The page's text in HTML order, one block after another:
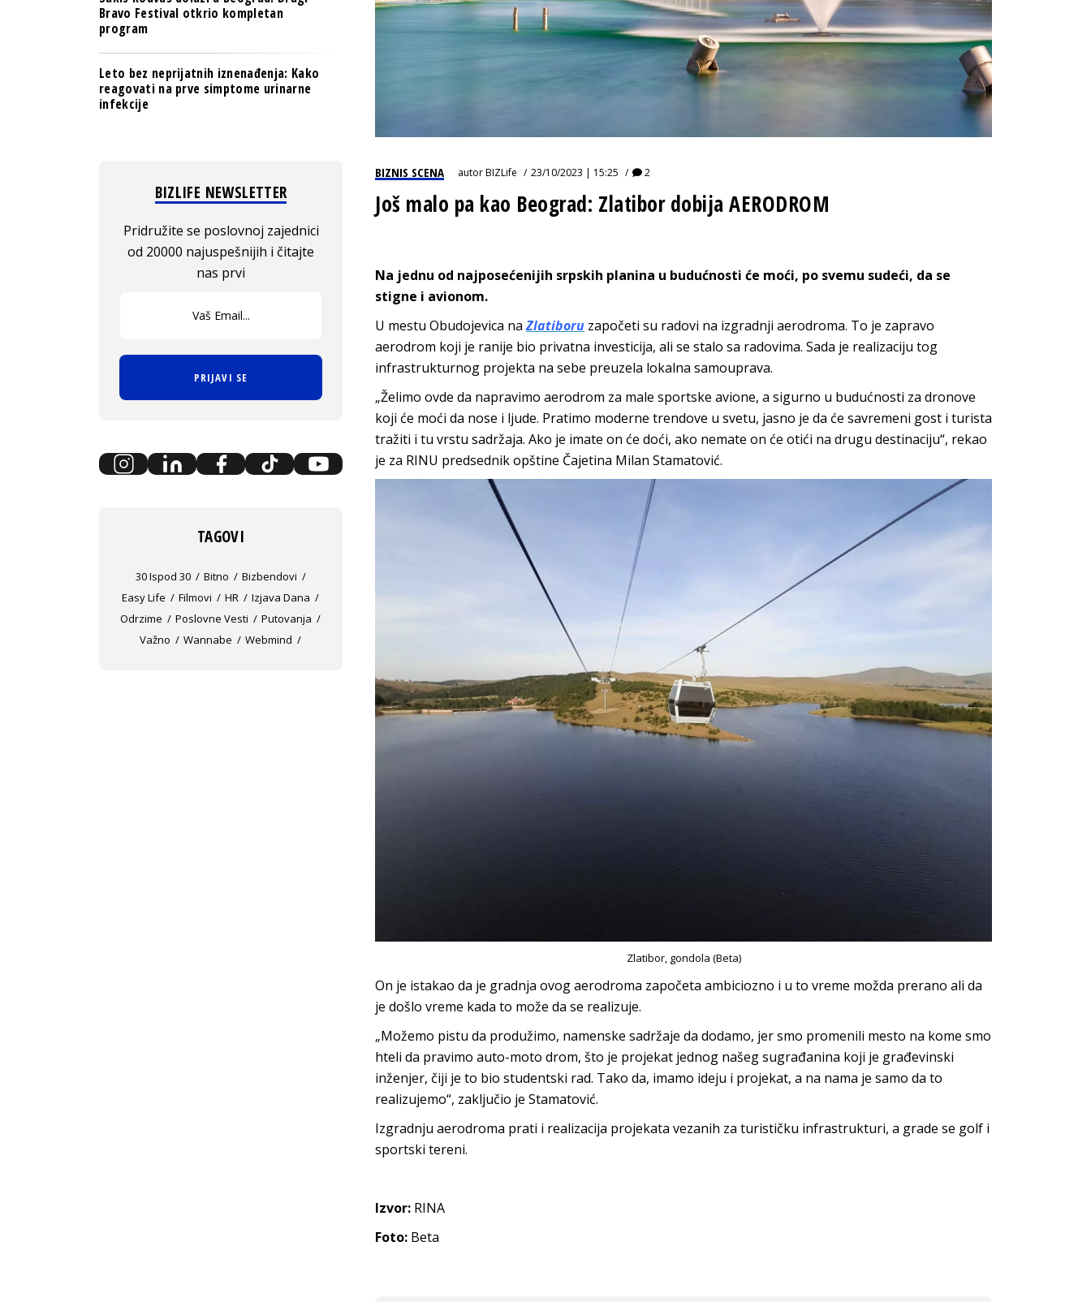
BIZNIS SCENA autorBIZLife 23/10/2023 | 15:25 2
Još malo pa kao Beograd: Zlatibor dobija AERODROM
Na jednu od najposećenijih srpskih planina u budućnosti će moći, po svemu sudeći, da se
stigne i avionom.
U mestu Obudojevica naZlatiboru započeti su radovi na izgradnji aerodroma. To je zapravo
aerodrom koji je ranije bio privatna investicija, ali se stalo sa radovima. Sada je realizaciju tog
infrastrukturnog projekta na sebe preuzela lokalna samouprava.
„Želimo ovde da napravimo aerodrom za male sportske avione, a sigurno u budućnosti za dronove
koji će moći da nose i ljude. Pratimo moderne trendove u svetu, jasno je da će savremeni gost i turista
tražiti i tu vrstu sadržaja. Ako je imate on će doći, ako nemate on će otići na drugu destinaciju“, rekao
je za RINU predsednik opštine Čajetina Milan Stamatović.
Zlatibor, gondola (Beta)
On je istakao da je gradnja ovog aerodroma započeta ambiciozno i u to vreme možda prerano ali da
je došlo vreme kada to može da se realizuje.
„Možemo pistu da produžimo, namenske sadržaje da dodamo, jer smo promenili mesto na kome smo
hteli da pravimo auto-moto drom, što je projekat jednog našeg sugrađanina koji je građevinski
inženjer, čiji je to bio studentski rad. Tako da, imamo ideju i projekat, a na nama je samo da to
realizujemo“, zaključio je Stamatović.
Izgradnju aerodroma prati i realizacija projekata vezanih za turističku infrastrukturi, a grade se golf i
sportski tereni.
Izvor: RINA
Foto: Beta
Bravo Festival otkrio kompletan
program
Leto bez neprijatnih iznenađenja: Kako
reagovati na prve simptome urinarne
infekcije
BIZLIFE NEWSLETTER
Pridružite se poslovnoj zajednici
od 20000 najuspešnijih i čitajte
nas prvi
PRIJAVI SE
TAGOVI
30 Ispod 30 Bitno
Bizbendovi
Easy Life
Filmovi HR
Izjava Dana
Odrzime
Poslovne Vesti
Putovanja
Važno
Wannabe Webmind